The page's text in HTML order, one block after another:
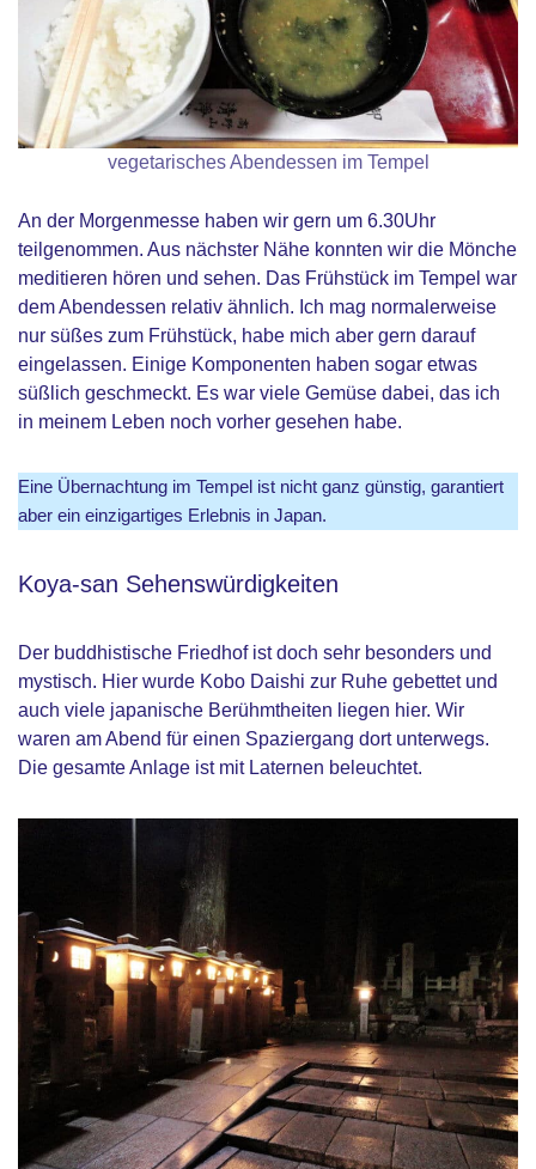
vegetarisches Abendessen im Tempel
An der Morgenmesse haben wir gern um 6.30Uhr
teilgenommen. Aus nächster Nähe konnten wir die Mönche
meditieren hören und sehen. Das Frühstück im Tempel war
dem Abendessen relativ ähnlich. Ich mag normalerweise
nur süßes zum Frühstück, habe mich aber gern darauf
eingelassen. Einige Komponenten haben sogar etwas
süßlich geschmeckt. Es war viele Gemüse dabei, das ich
in meinem Leben noch vorher gesehen habe.
Eine Übernachtung im Tempel ist nicht ganz günstig, garantiert
aber ein einzigartiges Erlebnis in Japan.
Koya-san Sehenswürdigkeiten
Der buddhistische Friedhof ist doch sehr besonders und
mystisch. Hier wurde Kobo Daishi zur Ruhe gebettet und
auch viele japanische Berühmtheiten liegen hier. Wir
waren am Abend für einen Spaziergang dort unterwegs.
Die gesamte Anlage ist mit Laternen beleuchtet.